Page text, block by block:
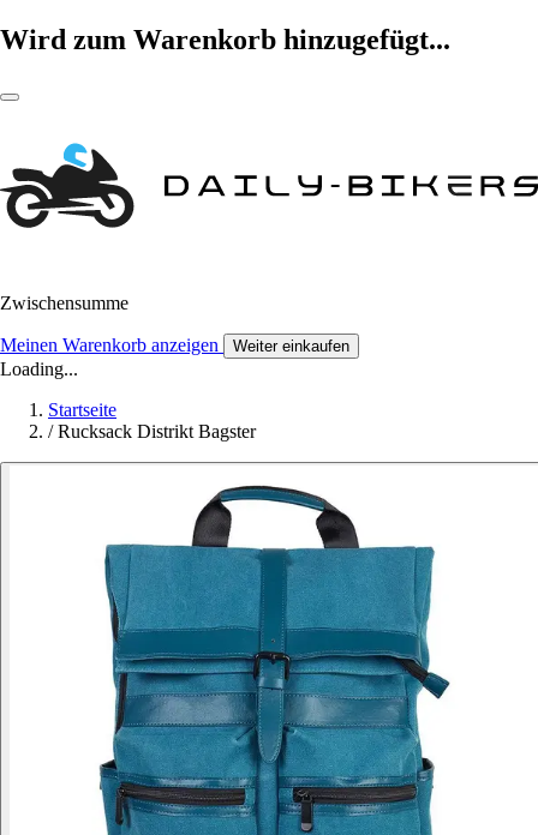
Wird zum Warenkorb hinzugefügt...
Zwischensumme
Meinen Warenkorb anzeigen Weiter einkaufen
Loading...
Startseite
/ Rucksack Distrikt Bagster